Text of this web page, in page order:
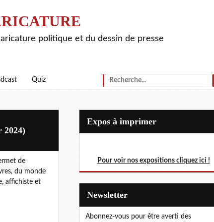
politique et du dessin de presse
Quiz
2024)
de
du monde
affichiste et
Expos à imprimer
Pour voir nos expositions cliquez ici !
Newsletter
Abonnez-vous pour être averti des